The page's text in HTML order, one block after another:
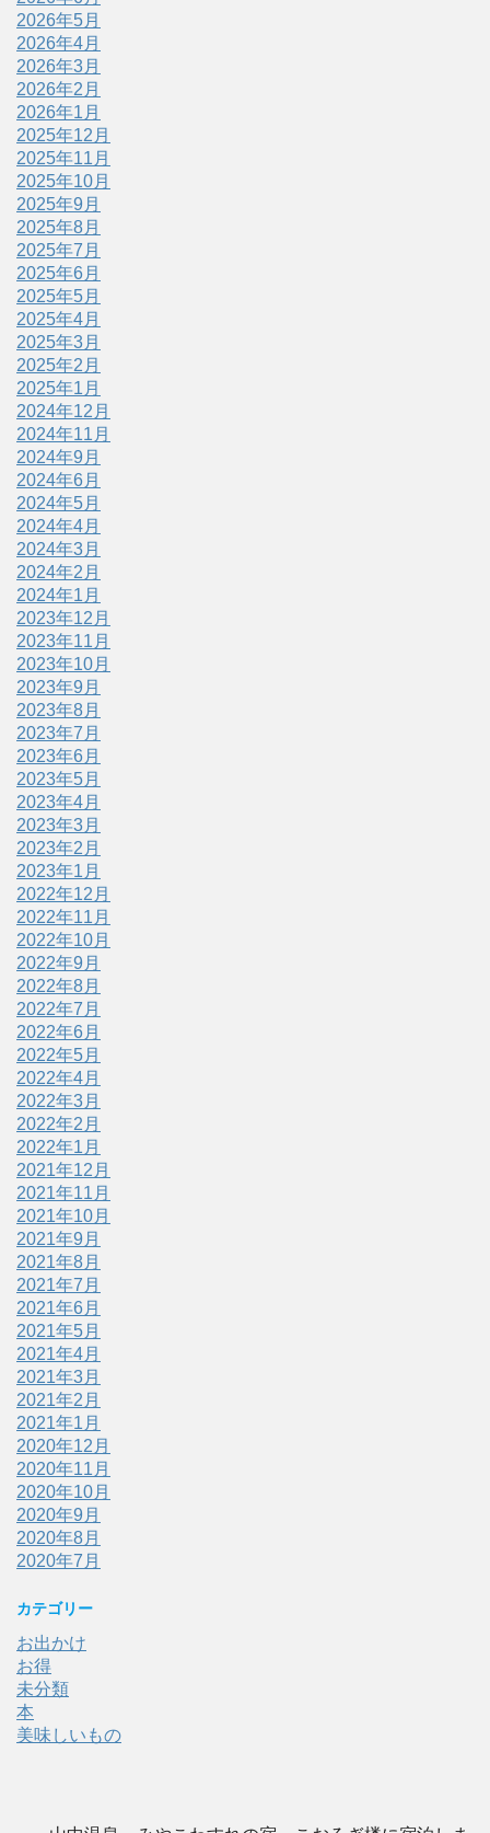
2026年5月
2026年4月
2026年3月
2026年2月
2026年1月
2025年12月
2025年11月
2025年10月
2025年9月
2025年8月
2025年7月
2025年6月
2025年5月
2025年4月
2025年3月
2025年2月
2025年1月
2024年12月
2024年11月
2024年9月
2024年6月
2024年5月
2024年4月
2024年3月
2024年2月
2024年1月
2023年12月
2023年11月
2023年10月
2023年9月
2023年8月
2023年7月
2023年6月
2023年5月
2023年4月
2023年3月
2023年2月
2023年1月
2022年12月
2022年11月
2022年10月
2022年9月
2022年8月
2022年7月
2022年6月
2022年5月
2022年4月
2022年3月
2022年2月
2022年1月
2021年12月
2021年11月
2021年10月
2021年9月
2021年8月
2021年7月
2021年6月
2021年5月
2021年4月
2021年3月
2021年2月
2021年1月
2020年12月
2020年11月
2020年10月
2020年9月
2020年8月
2020年7月
カテゴリー
お出かけ
お得
未分類
本
美味しいもの